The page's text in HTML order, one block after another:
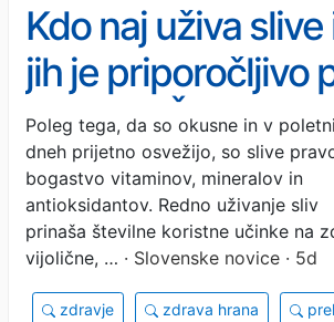
Kdo naj uživa
jih je priporočljivo
na dan? Če
skupino, jih hitro
na jedilnik
Poleg tega, da so okusne in v
dneh prijetno osvežijo, so slive
bogastvo vitaminov, mineralov in
antioksidantov. Redno uživanje sliv
prinaša številne koristne učinke na
vijolične, … · Slovenske novice · 5d
zdravje zdrava hrana